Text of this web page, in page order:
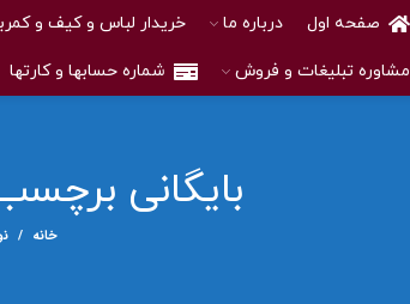
صفحه اول درباره ما خریدار لباس و کیف و
مشاوره تبلیغات و فروش شماره حسابها و کارتها
بایگانی
خانه